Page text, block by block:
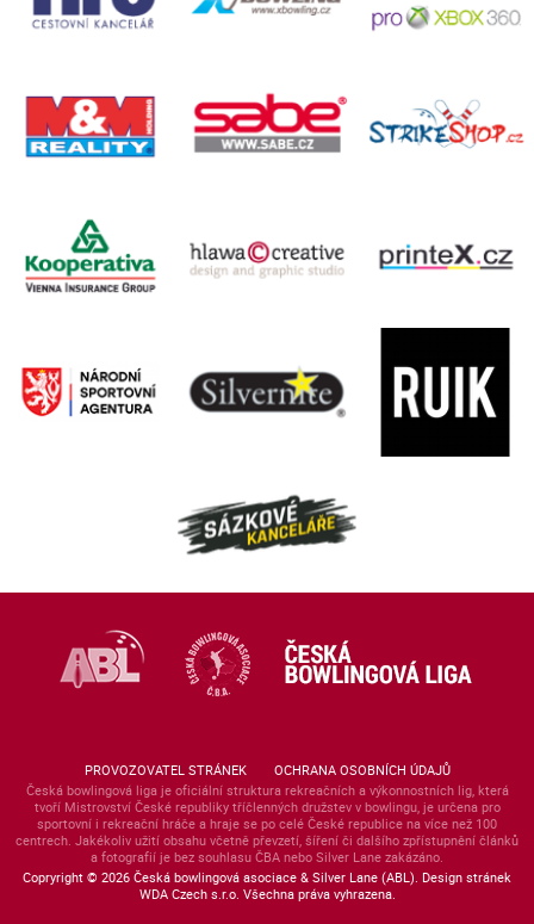
PROVOZOVATEL STRÁNEK
OCHRANA OSOBNÍCH ÚDAJŮ
Česká bowlingová liga je oficiální struktura rekreačních a výkonnostních lig, která
tvoří Mistrovství České republiky tříčlenných družstev v bowlingu, je určena pro
sportovní i rekreační hráče a hraje se po celé České republice na více než 100
centrech. Jakékoliv užití obsahu včetně převzetí, šíření či dalšího zpřístupnění článků
a fotografií je bez souhlasu ČBA nebo Silver Lane zakázáno.
Copryright © 2026 Česká bowlingová asociace & Silver Lane (ABL). Design stránek
WDA Czech s.r.o. Všechna práva vyhrazena.